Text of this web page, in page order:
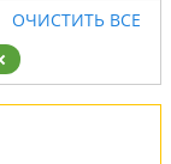
ОЧИСТИТЬ ВСЕ